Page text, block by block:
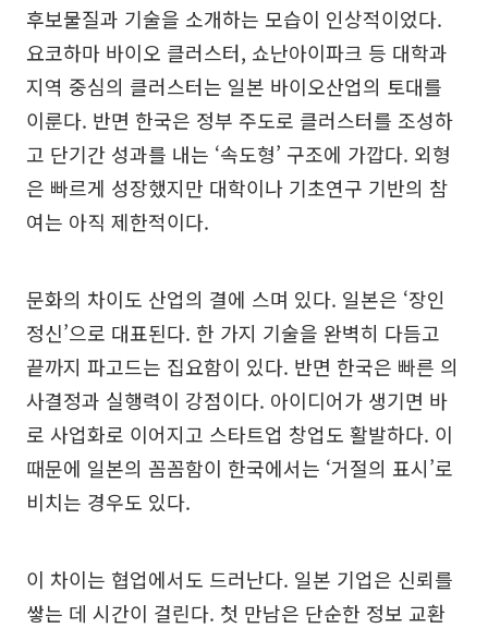
후보물질과 기술을 소개하는 모습이 인상적이었다.
요코하마 바이오 클러스터, 쇼난아이파크 등 대학과
지역 중심의 클러스터는 일본 바이오산업의 토대를
이룬다. 반면 한국은 정부 주도로 클러스터를 조성하
고 단기간 성과를 내는 ‘속도형’ 구조에 가깝다. 외형
은 빠르게 성장했지만 대학이나 기초연구 기반의 참
여는 아직 제한적이다.
문화의 차이도 산업의 결에 스며 있다. 일본은 ‘장인
정신’으로 대표된다. 한 가지 기술을 완벽히 다듬고
끝까지 파고드는 집요함이 있다. 반면 한국은 빠른 의
사결정과 실행력이 강점이다. 아이디어가 생기면 바
로 사업화로 이어지고 스타트업 창업도 활발하다. 이
때문에 일본의 꼼꼼함이 한국에서는 ‘거절의 표시’로
비치는 경우도 있다.
이 차이는 협업에서도 드러난다. 일본 기업은 신뢰를
쌓는 데 시간이 걸린다. 첫 만남은 단순한 정보 교환